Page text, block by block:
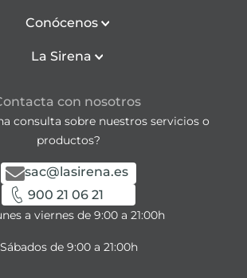
Conócenos
La Sirena
con nosotros
consulta sobre nuestros servicios o
productos?
sac@lasirena.es
900 21 06 21
a viernes de 9:00 a 21:00h
Sábados de 9:00 a 21:00h